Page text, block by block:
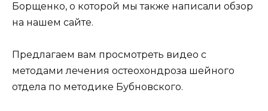
Борщенко, о которой мы также написали обзор
на нашем сайте.
Предлагаем вам просмотреть видео с
методами лечения остеохондроза шейного
отдела по методике Бубновского.